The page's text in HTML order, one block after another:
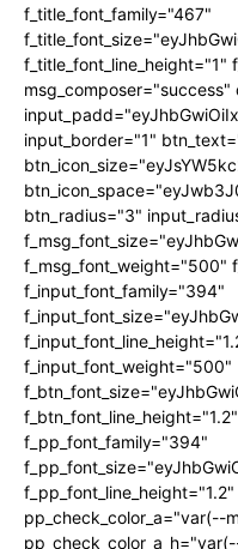
f_title_font_family="467"
input_border="1"
btn_radius="3"
f_msg_font_weight="500"
f_input_font_family="394"
f_input_font_weight="500"
f_pp_font_family="394"
pp_check_color_a="var(--